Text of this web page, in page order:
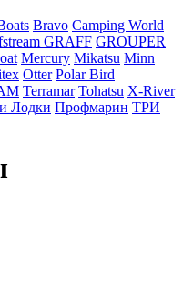
Bravo Camping World
GRAFF GROUPER
Mercury Mikatsu Minn
Otter Polar Bird
Terramar Tohatsu X-River
Лодки Профмарин ТРИ